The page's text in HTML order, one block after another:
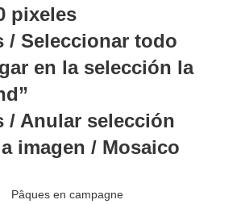
pixeles
/ Seleccionar todo
en la selección la
/ Anular selección
imagen / Mosaico